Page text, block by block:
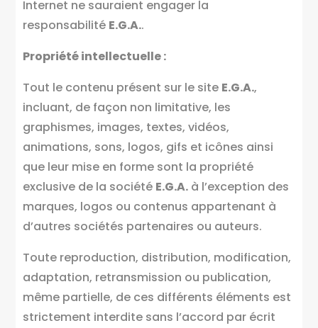
Internet ne sauraient engager la
responsabilité E.G.A..
Propriété intellectuelle :
Tout le contenu présent sur le site E.G.A.,
incluant, de façon non limitative, les
graphismes, images, textes, vidéos,
animations, sons, logos, gifs et icônes ainsi
que leur mise en forme sont la propriété
exclusive de la société E.G.A. à l’exception des
marques, logos ou contenus appartenant à
d’autres sociétés partenaires ou auteurs.
Toute reproduction, distribution, modification,
adaptation, retransmission ou publication,
même partielle, de ces différents éléments est
strictement interdite sans l’accord par écrit